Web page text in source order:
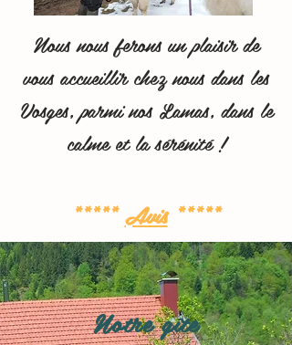
Nous nous ferons un plaisir de
vous accueillir chez nous dans les
Vosges, parmi nos Lamas, dans le
calme et lasérénité!
*****Avis*****
Notre gîte